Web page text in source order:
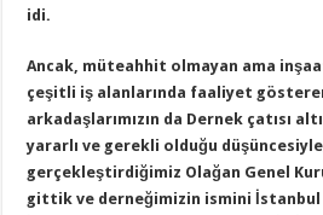
idi.
Ancak, müteahhit olmayan ama
çeşitli iş alanlarında faaliyet
arkadaşlarımızın da Dernek çatısı
yararlı ve gerekli olduğu düşüncesiyle;
gerçekleştirdiğimiz Olağan Genel
gittik ve derneğimizin ismini